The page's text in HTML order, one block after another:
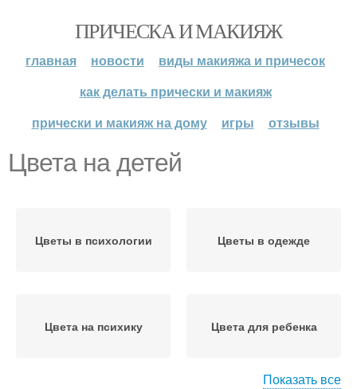
ПРИЧЕСКА И МАКИЯЖ
главная новости
виды макияжа и причесок
как делать прически и макияж
прически и макияж на дому
игры отзывы
Цвета на детей
Цветы в психологии Цветы в одежде
Цвета на психику Цвета для ребенка
Показать все